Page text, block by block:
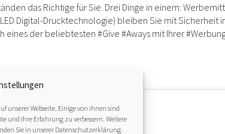
unserer Webseite. Einige von ihnen sind
und Ihre Erfahrung zu verbessern. Weitere
Sie in unserer Datenschutzerklärung
das Richtige für Sie. Drei Dinge in einem:
Digital-Drucktechnologie) bleiben Sie mit Sicherheit
eines der beliebtesten #Give #Aways mit Ihrer#